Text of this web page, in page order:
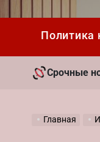
Политика
Срочные
ароматы для
Главная